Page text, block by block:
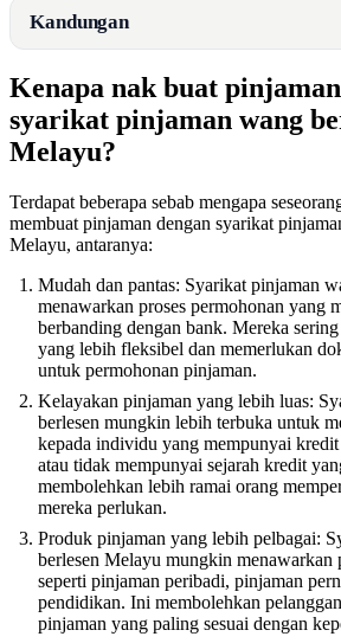
Kandungan
Kenapa nak buat
syarikat pinjaman wang
Melayu?
Terdapat beberapa sebab mengapa
membuat pinjaman dengan syarikat
Melayu, antaranya:
Mudah dan pantas: Syarikat pinjaman
menawarkan proses permohonan yang
berbanding dengan bank. Mereka
yang lebih fleksibel dan memerlukan
untuk permohonan pinjaman.
Kelayakan pinjaman yang lebih luas:
berlesen mungkin lebih terbuka untuk
kepada individu yang mempunyai
atau tidak mempunyai sejarah kredit
membolehkan lebih ramai orang
mereka perlukan.
Produk pinjaman yang lebih pelbagai:
berlesen Melayu mungkin menawarkan
seperti pinjaman peribadi, pinjaman
pendidikan. Ini membolehkan
pinjaman yang paling sesuai dengan